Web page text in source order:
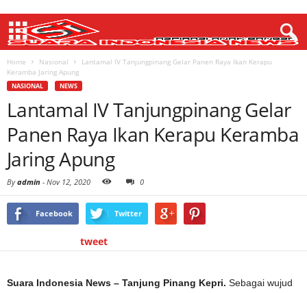
Home Nasional
Lantamal IV Tanjungpinang Gelar Panen Raya Ikan Kerapu
Keramba Jaring Apung
NASIONAL NEWS
Lantamal IV Tanjungpinang Gelar
Panen Raya Ikan Kerapu Keramba
Jaring Apung
Byadmin - Nov 12, 2020 0
Facebook Twitter
tweet
Suara Indonesia News – Tanjung Pinang Kepri. Sebagai wujud